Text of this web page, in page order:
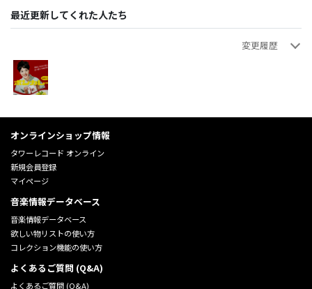
最近更新してくれた人たち
変更履歴
オンラインショップ情報
タワーレコード オンライン
新規会員登録
マイページ
音楽情報データベース
音楽情報データベース
欲しい物リストの使い方
コレクション機能の使い方
よくあるご質問 (Q&A)
よくあるご質問 (Q&A)